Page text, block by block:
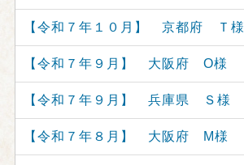
【令和７年１０月】 京都府 Ｔ様
【令和７年９月】 大阪府 O様
【令和７年９月】 兵庫県 Ｓ様
【令和７年８月】 大阪府 M様